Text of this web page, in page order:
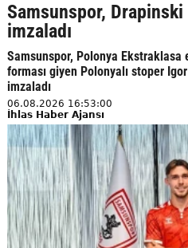
Samsunspor,
imzaladı
Samsunspor, Polonya
forması giyen Polonyalı stoper
imzaladı
06.08.2026 16:53:00
İhlas Haber Ajansı